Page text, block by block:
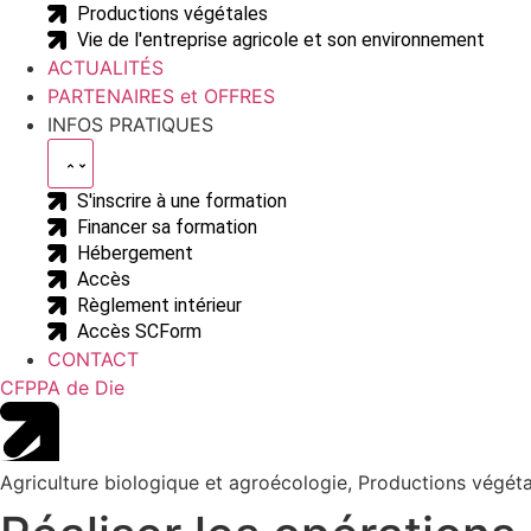
Productions végétales
Vie de l'entreprise agricole et son environnement
ACTUALITÉS
PARTENAIRES et OFFRES
INFOS PRATIQUES
S'inscrire à une formation
Financer sa formation
Hébergement
Accès
Règlement intérieur
Accès SCForm
CONTACT
CFPPA de Die
Agriculture biologique et agroécologie, Productions